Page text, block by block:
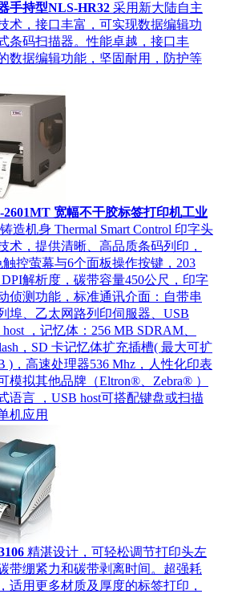
手持型NLS-HR32 采用新大陆自主
术，接口丰富，可实现数据编辑功
条码扫描器。性能卓越，接口丰
数据编辑功能，坚固耐用，防护等
宽幅不干胶标签打印机工业
造机身 Thermal Smart Control 印字头
术，提供清晰、高品质条码列印，
触控萤幕与6个面板操作按键，203
DPI解析度，碳带容量450公尺，印字
侦测功能，标准通讯介面：自带串
埠、乙太网路列印伺服器、USB
，记忆体：256 MB SDRAM、
，SD 卡记忆体扩充插槽( 最大可扩
)，高速处理器536 Mhz，人性化印表
模拟其他品牌（Eltron®、Zebra® ）
语言 ，USB host可搭配键盘或扫描
机应用
精湛设计，可轻松调节打印头左
带绷紧力和碳带剥离时间。超强耗
适用更多材质及厚度的标签打印，